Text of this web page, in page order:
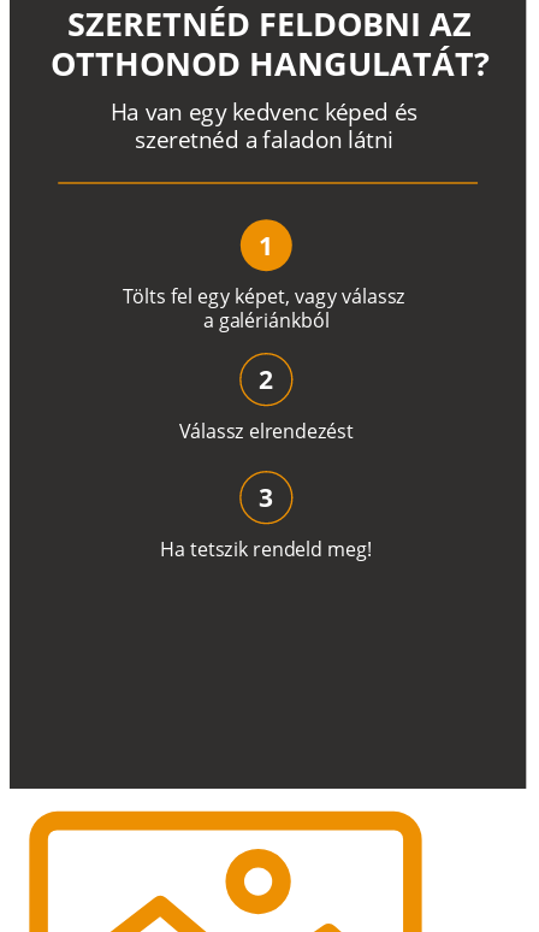
Tölts fel egy képet, vagyválassz
a galériánkból
Ha van egy kedvenc képed és
szeretnéd a faladon látni
SZERETNÉD FELDOBNI AZ
OTTHONOD HANGULATÁT?
1
Válassz elrendezést
2
Ha tetszik rendeld meg!
3